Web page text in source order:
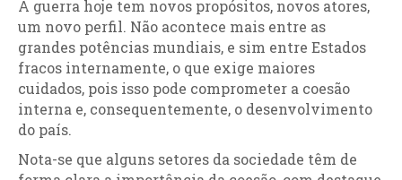
A guerra hoje tem novos propósitos, novos atores,
um novo perfil. Não acontece mais entre as
grandes potências mundiais, e sim entre Estados
fracos internamente, o que exige maiores
cuidados, pois isso pode comprometer a coesão
interna e, consequentemente, o desenvolvimento
do país.
Nota-se que alguns setores da sociedade têm de